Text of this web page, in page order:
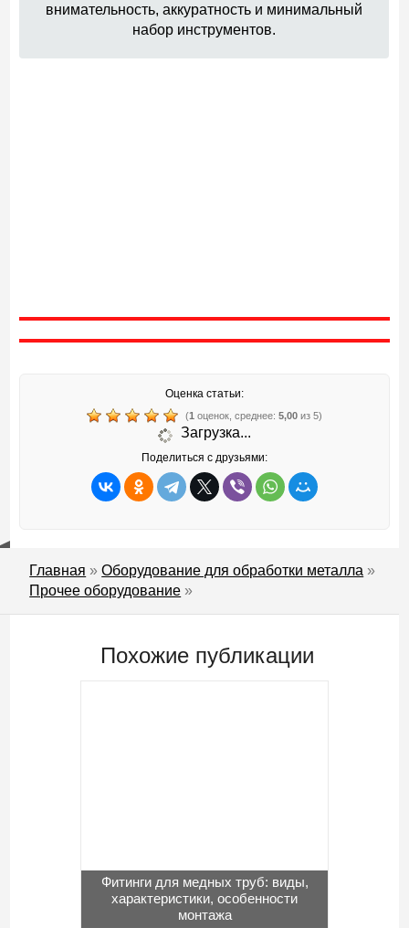
внимательность, аккуратность и минимальный
набор инструментов.
Оценка статьи:
(1 оценок, среднее: 5,00 из 5)
Загрузка...
Поделиться с друзьями:
Главная »Оборудование для обработки металла »
Прочее оборудование »
Похожие публикации
Фитинги для медных труб: виды,
характеристики, особенности
монтажа